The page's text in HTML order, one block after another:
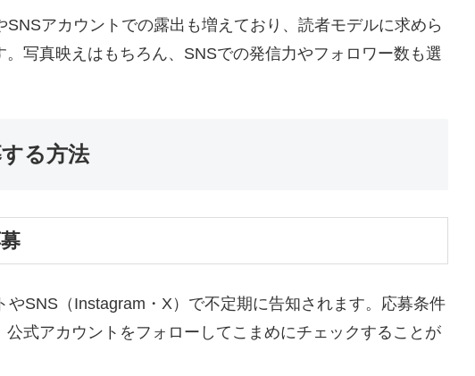
アカウントでの露出も増えており、読者モデルに求めら
写真映えはもちろん、SNSでの発信力やフォロワー数も選
る方法
SNS（Instagram・X）で不定期に告知されます。応募条件
式アカウントをフォローしてこまめにチェックすることが